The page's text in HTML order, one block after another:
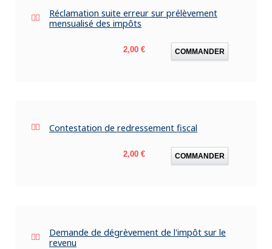
Réclamation suite erreur sur prélèvement
mensualisé des impôts
Prix
2,00 € COMMANDER
Contestation de redressement fiscal
Prix
2,00 € COMMANDER
Demande de dégrèvement de l'impôt sur le
revenu